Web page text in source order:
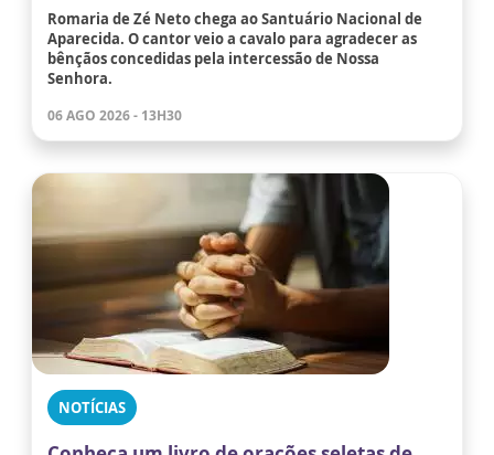
Romaria de Zé Neto chega ao Santuário Nacional de
Aparecida. O cantor veio a cavalo para agradecer as
bênçãos concedidas pela intercessão de Nossa
Senhora.
06 AGO 2026 - 13H30
NOTÍCIAS